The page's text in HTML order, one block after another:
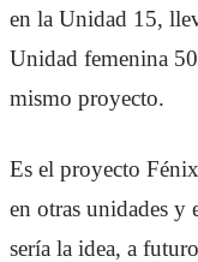
en la Unidad 15,
Unidad femenina
mismo proyecto.
Es el proyecto
en otras unidades y
sería la idea, a